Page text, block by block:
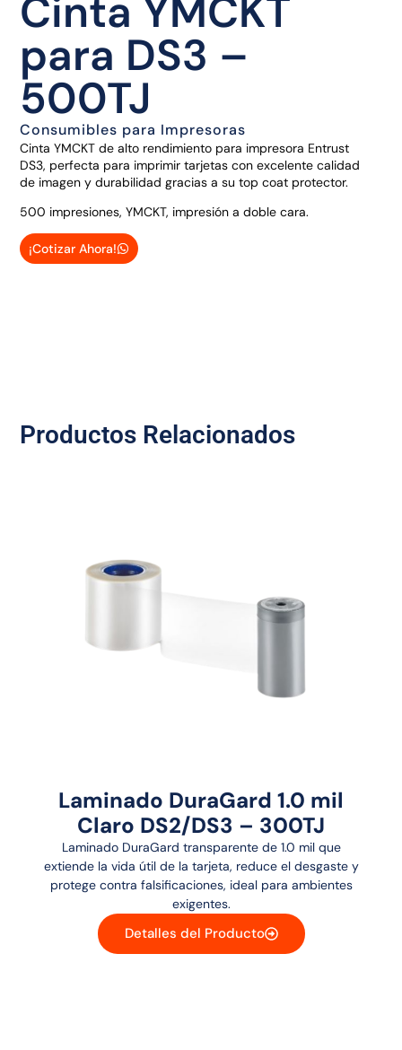
Cinta YMCKT
para DS3 –
500TJ
Consumibles para Impresoras
Cinta YMCKT de alto rendimiento para impresora Entrust
DS3, perfecta para imprimir tarjetas con excelente calidad
de imagen y durabilidad gracias a su top coat protector.
500 impresiones, YMCKT, impresión a doble cara.
¡Cotizar Ahora!
Productos Relacionados
Laminado DuraGard 1.0 mil
Claro DS2/DS3 – 300TJ
Laminado DuraGard transparente de 1.0 mil que
extiende la vida útil de la tarjeta, reduce el desgaste y
protege contra falsificaciones, ideal para ambientes
exigentes.
Detalles del Producto